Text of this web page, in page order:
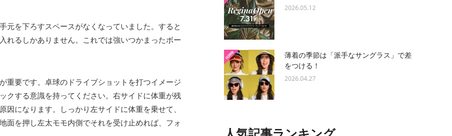
元を下ろすスペースがなくなっていました。すると
れるしかありません。これでは強いつかまったボー
重要です。卓球のドライブショットを打つイメージ
クする意識を持ってください。右サイドに体重が残
になります。しっかり左サイドに体重を乗せて、
面を押し左太モモ内側でそれを受け止めれば、フォ
2026.05.12
薄着の季節は「派手なサングラス」で差
をつける！
2026.04.27